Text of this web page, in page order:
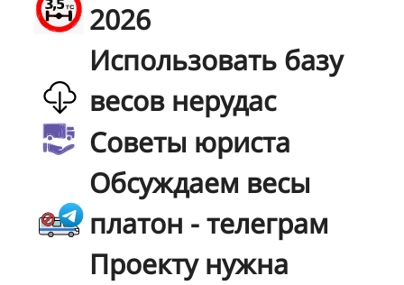
2026
Использовать базу
весов нерудас
Советы юриста
Обсуждаем весы
платон - телеграм
Проекту нужна